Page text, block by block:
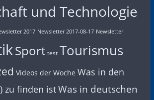
und Technologie
2017 Newsletter 2017-08-17 Newsletter
Sport test Tourismus
Videos der Woche Was in den
zu finden istWas in deutschen